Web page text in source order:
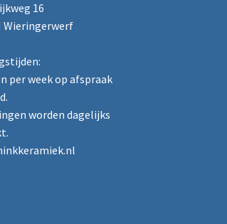
16
Wieringerwerf
per week op afspraak
worden dagelijks